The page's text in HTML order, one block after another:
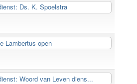
Ds. K. Spoelstra
Lambertus open
Woord van Leven diens...